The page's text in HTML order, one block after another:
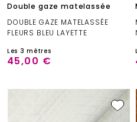
Double gaze matelassée
DOUBLE GAZE MATELASSÉE
FLEURS BLEU LAYETTE
Les 3 mètres
45,00 €